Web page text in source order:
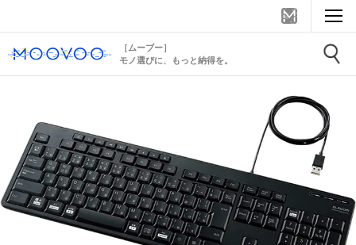
［ムーブー］
モノ選びに、もっと納得を。